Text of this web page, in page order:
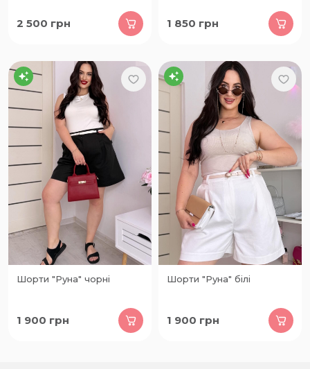
2 500 грн 1 850 грн
Шорти "Руна" чорні
1 900 грн
Шорти "Руна" білі
1 900 грн